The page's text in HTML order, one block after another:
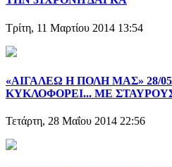
Τρίτη, 11 Μαρτίου 2014 13:54
«ΑΙΓΑΛΕΩ Η ΠΟΛΗ ΜΑΣ» 28/
ΚΥΚΛΟΦΟΡΕΙ... ΜΕ
Τετάρτη, 28 Μαΐου 2014 22:56